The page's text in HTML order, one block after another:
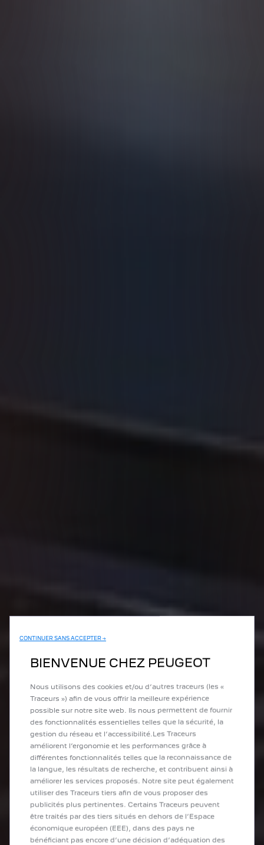
CONTINUER SANS ACCEPTER →
BIENVENUE CHEZ PEUGEOT
Nous utilisons des cookies et/ou d’autres traceurs (les «
Traceurs ») afin de vous offrir la meilleure expérience
possible sur notre site web. Ils nous permettent de fournir
des fonctionnalités essentielles telles que la sécurité, la
gestion du réseau et l’accessibilité.Les Traceurs
améliorent l’ergonomie et les performances grâce à
différentes fonctionnalités telles que la reconnaissance de
la langue, les résultats de recherche, et contribuent ainsi à
améliorer les services proposés. Notre site peut également
utiliser des Traceurs tiers afin de vous proposer des
publicités plus pertinentes. Certains Traceurs peuvent
être traités par des tiers situés en dehors de l’Espace
économique européen (EEE), dans des pays ne
bénéficiant pas encore d’une décision d’adéquation des